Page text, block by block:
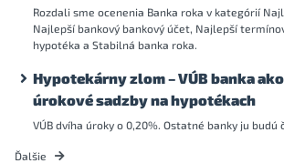
Rozdali sme ocenenia Banka roka v kategórií
Najlepší bankový bankový účet, Najlepší
hypotéka a Stabilná banka roka.
Hypotekárny zlom – VÚB banka
úrokové sadzby na hypotékach
VÚB dvíha úroky o 0,20%. Ostatné banky ju budú
Ďalšie